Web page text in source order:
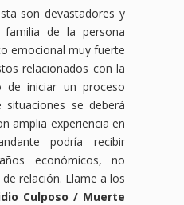
son devastadores y
de la persona
emocional muy fuerte
relacionados con la
de iniciar un proceso
se deberá
amplia experiencia en
podría recibir
económicos, no
relación. Llame a los
Culposo / Muerte